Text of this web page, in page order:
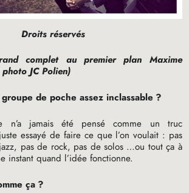
Droits réservés
complet au premier plan Maxime
photoJCPolien)
de poche assez inclassable ?
n’a jamais été pensé comme un truc
essayé de faire ce que l’on voulait : pas
pas de rock, pas de solos …ou tout ça à
instant quand l’idée fonctionne.
ça ?